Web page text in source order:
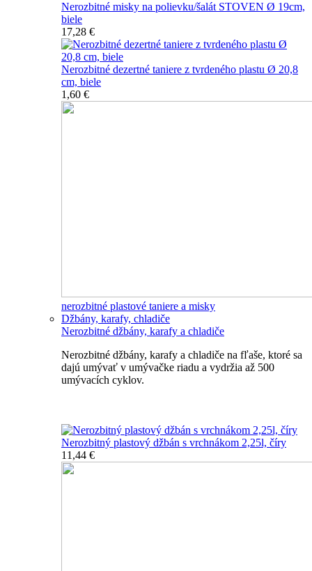
Nerozbitné misky na polievku/šalát STOVEN Ø 19cm,
biele
17,28 €
Nerozbitné dezertné taniere z tvrdeného plastu Ø 20,8
cm, biele
1,60 €
nerozbitné plastové taniere a misky
Džbány, karafy, chladiče
Nerozbitné džbány, karafy a chladiče
Nerozbitné džbány, karafy a chladiče na fľaše, ktoré sa
dajú umývať v umývačke riadu a vydržia až 500
umývacích cyklov.
Nerozbitný plastový džbán s vrchnákom 2,25l, číry
11,44 €